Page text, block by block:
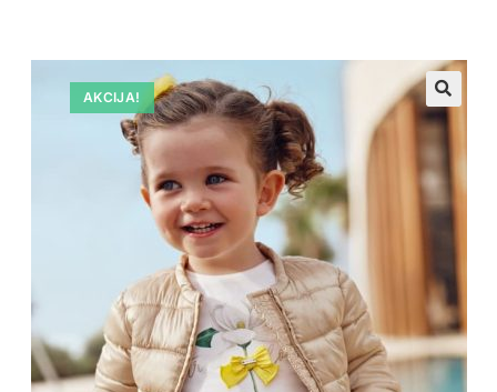
AKCIJA!
🔍